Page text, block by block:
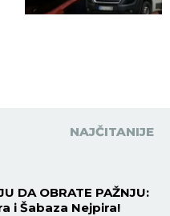
NAJČITANIJE
DA OBRATE PAŽNJU:
i Šabaza Nejpira!